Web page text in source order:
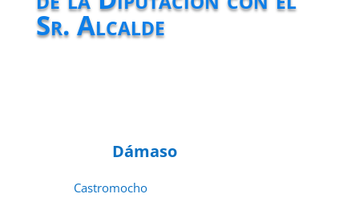
Sr. Alcalde
Dámaso
Castromocho